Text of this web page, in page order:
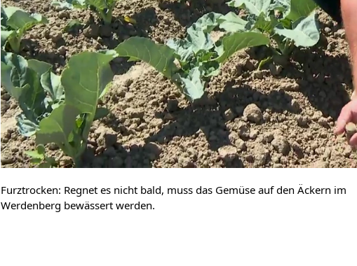
Furztrocken: Regnet es nicht bald, muss das Gemüse auf den Äckern im
Werdenberg bewässert werden.